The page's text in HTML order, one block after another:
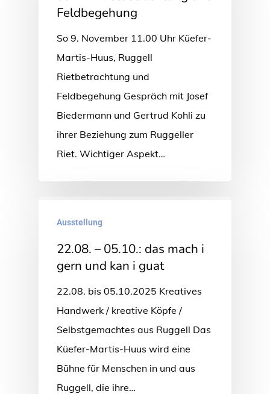
Feldbegehung
So 9. November 11.00 Uhr Küefer-
Martis-Huus, Ruggell
Rietbetrachtung und
Feldbegehung Gespräch mit Josef
Biedermann und Gertrud Kohli zu
ihrer Beziehung zum Ruggeller
Riet. Wichtiger Aspekt…
Ausstellung
22.08. – 05.10.: das mach i
gern und kan i guat
22.08. bis 05.10.2025 Kreatives
Handwerk / kreative Köpfe /
Selbstgemachtes aus Ruggell Das
Küefer-Martis-Huus wird eine
Bühne für Menschen in und aus
Ruggell, die ihre…